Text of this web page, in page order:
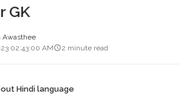
GK
Awasthee
02:43:00 AM
2 minute read
Hindi language